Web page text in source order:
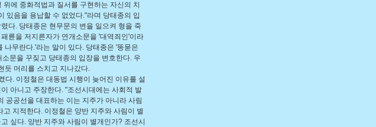
에 중화적법과 질서를 구현하는 자신의 치
있음을 용납할 수 없었다."라며 당태종의 입
다. 당태종은 현무문의 변을 일으켜 형을 죽
륜을 저지른자가 연개소문을 '대역죄인'이라
무란다.'라는 말이 있다. 당태종은 '똥묻은
문을 꾸짖고 당태종의 입장을 변호한다. 우
듯 머리를 스치고 지나갔다.
다. 이정철은 대동법 시행이 늦어진 이유를 설
아니고 주장한다. "조선시대에는 사회적 발
공공선을 대표하는 이는 지주가 아니라 사림
지적한다. 이정철은 양반 지주와 사림이 별
싶다. 양반 지주와 사림이 별개인가? 조선시